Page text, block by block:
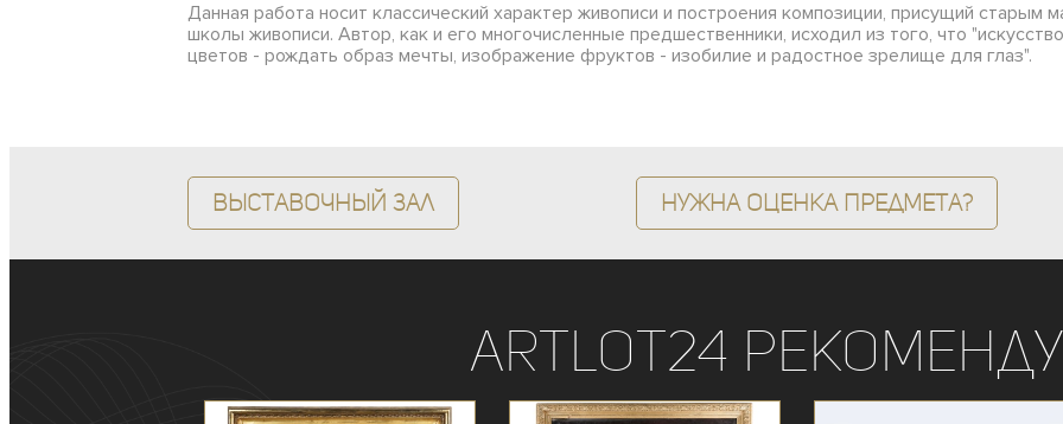
Данная работа носит классический характер живописи и построения композиции, присущий старым
школы живописи. Автор, как и его многочисленные предшественники, исходил из того, что
цветов - рождать образ мечты, изображение фруктов - изобилие и радостное зрелище для глаз".
Выставочный зал Нужна оценка предмета?
ArtLot24